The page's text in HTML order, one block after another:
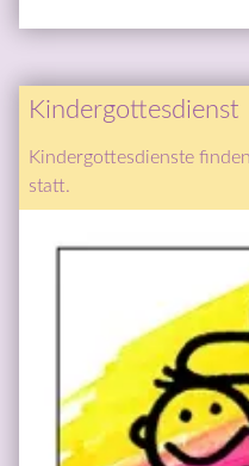
Kindergottesdienst
Kindergottesdienste
statt.